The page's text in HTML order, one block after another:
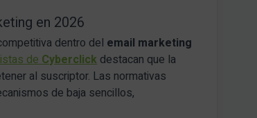
en 2026
dentro del email marketing
deCyberclick destacan que la
al suscriptor. Las normativas
de baja sencillos,